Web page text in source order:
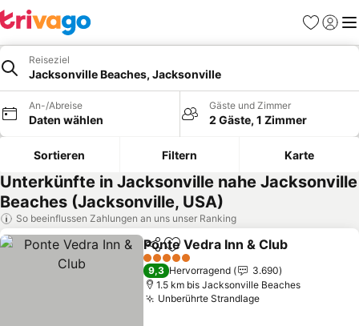
Favoriten
Reiseziel
Jacksonville Beaches, Jacksonville
An-/Abreise
Daten wählen
Gäste und Zimmer
2 Gäste, 1 Zimmer
Sortieren Filtern Karte
Unterkünfte in Jacksonville nahe Jacksonville
Beaches (Jacksonville, USA)
So beeinflussen Zahlungen an uns unser Ranking
TeilenZu Favoriten hinzufügen
Ponte Vedra Inn & Club
5 Sterne
9,3 Hervorragend
3.690
1.5 km bis Jacksonville Beaches
Unberührte Strandlage